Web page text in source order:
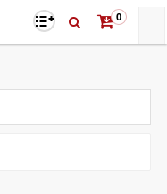
0